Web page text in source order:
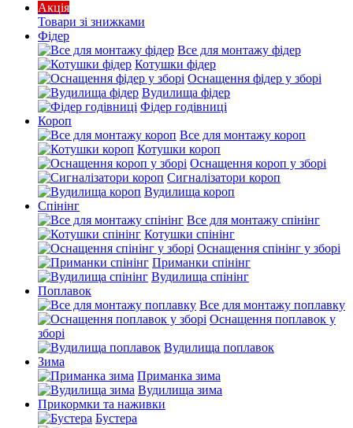
Акція
Товари зі знижками
Фідер
Все для монтажу фідер
Котушки фідер
Оснащення фідер у зборі
Вудилища фідер
Фідер годівниці
Короп
Все для монтажу короп
Котушки короп
Оснащення короп у зборі
Сигналізатори короп
Вудилища короп
Спінінг
Все для монтажу спінінг
Котушки спінінг
Оснащення спінінг у зборі
Приманки спінінг
Вудилища спінінг
Поплавок
Все для монтажу поплавку
Оснащення поплавок у
зборі
Вудилища поплавок
Зима
Приманка зима
Вудилища зима
Прикормки та наживки
Бустера